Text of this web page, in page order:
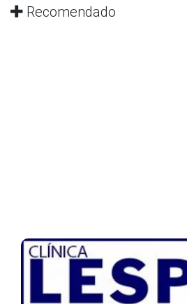
Recomendado